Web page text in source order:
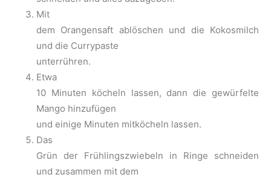
Mit
dem Orangensaft ablöschen und die Kokosmilch
und die Currypaste
unterrühren.
Etwa
10 Minuten köcheln lassen, dann die gewürfelte
Mango hinzufügen
und einige Minuten mitköcheln lassen.
Das
Grün der Frühlingszwiebeln in Ringe schneiden
und zusammen mit dem